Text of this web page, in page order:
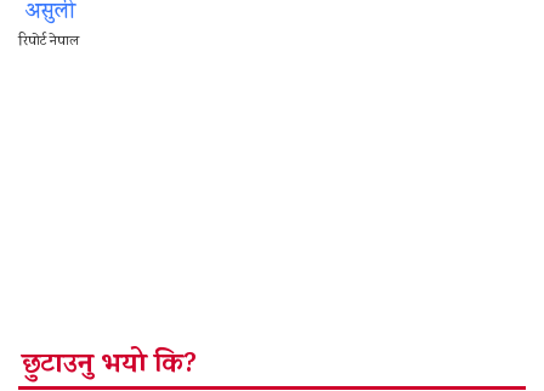
असुली
रिपोर्ट नेपाल
छुटाउनु भयो कि?